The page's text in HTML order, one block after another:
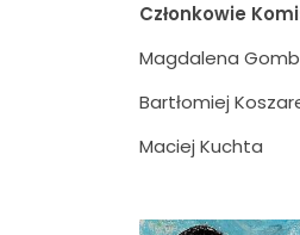
Członkowie
Magdalena
Bartłomiej
Maciej Kuchta